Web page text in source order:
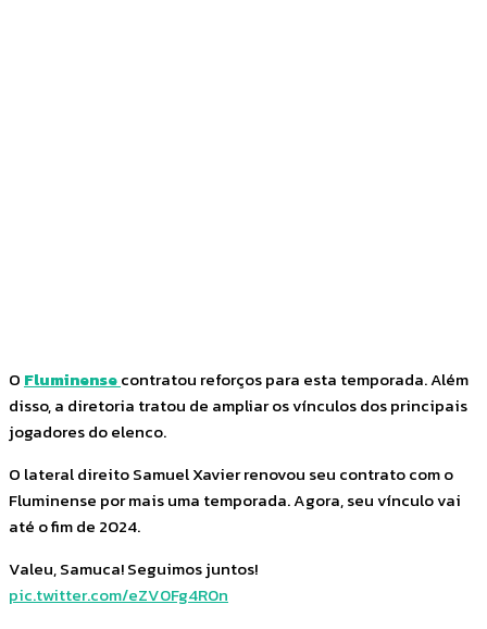
O Fluminensecontratou reforços para esta temporada. Além
disso, a diretoria tratou de ampliar os vínculos dos principais
jogadores do elenco.
O lateral direito Samuel Xavier renovou seu contrato com o
Fluminense por mais uma temporada. Agora, seu vínculo vai
até o fim de 2024.
Valeu, Samuca! Seguimos juntos!
pic.twitter.com/eZV0Fg4R0n